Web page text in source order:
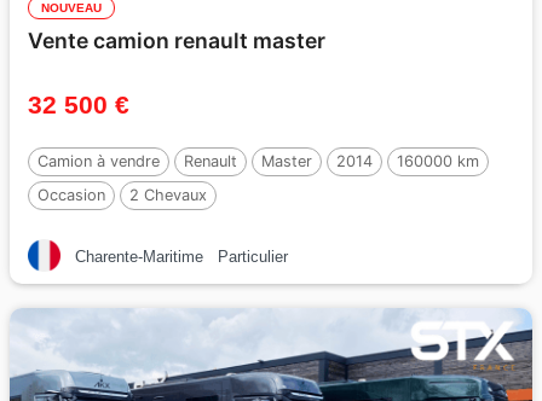
NOUVEAU
Vente camion renault master
32 500 €
Camion à vendre Renault Master 2014
160000 km
Occasion
2 Chevaux
Charente-Maritime Particulier